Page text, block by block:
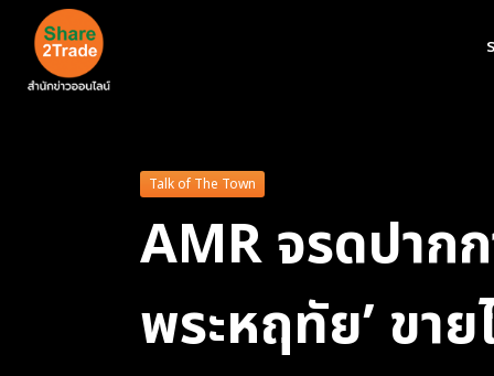
Talk of The Town
AMR จรดปากก
พระหฤทัย’ ขา